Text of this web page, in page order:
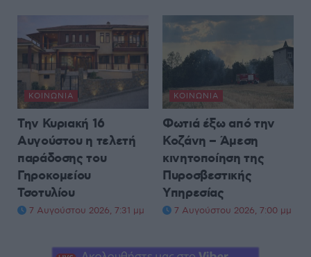
ΚΟΙΝΩΝΊΑ
Την Κυριακή 16
Αυγούστου η τελετή
παράδοσης του
Γηροκομείου
Τσοτυλίου
7 Αυγούστου 2026, 7:31 μμ
ΚΟΙΝΩΝΊΑ
Φωτιά έξω από την
Κοζάνη – Άμεση
κινητοποίηση της
Πυροσβεστικής
Υπηρεσίας
7 Αυγούστου 2026, 7:00 μμ